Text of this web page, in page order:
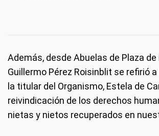
Además, desde Abuelas de Plaza de
Guillermo Pérez Roisinblit se refirió
la titular del Organismo, Estela de
reivindicación de los derechos
nietas y nietos recuperados en